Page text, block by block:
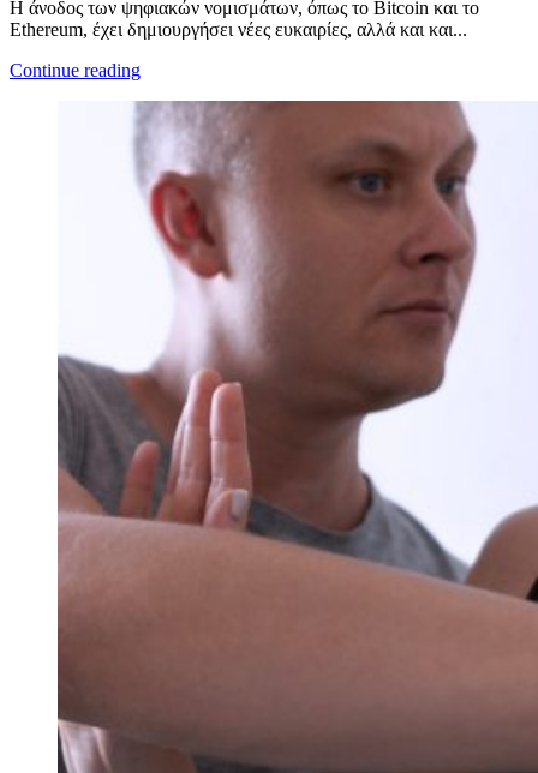
Η άνοδος των ψηφιακών νομισμάτων, όπως το Bitcoin και το
Ethereum, έχει δημιουργήσει νέες ευκαιρίες, αλλά και και...
Continue reading